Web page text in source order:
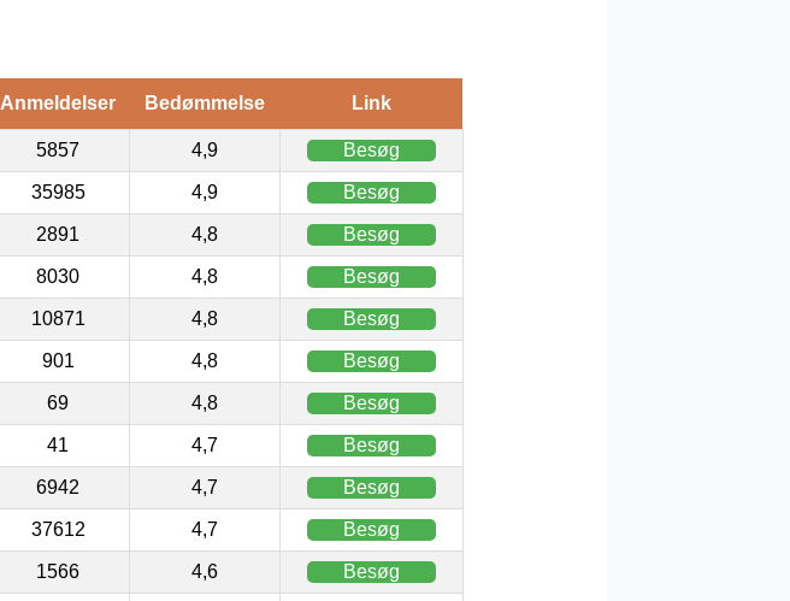
Anmeldelser Bedømmelse Link
5857 4,9 Besøg
35985 4,9 Besøg
2891 4,8 Besøg
8030 4,8 Besøg
10871 4,8 Besøg
901 4,8 Besøg
69 4,8 Besøg
41 4,7 Besøg
6942 4,7 Besøg
37612 4,7 Besøg
1566 4,6 Besøg